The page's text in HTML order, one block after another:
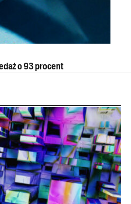
o 93 procent